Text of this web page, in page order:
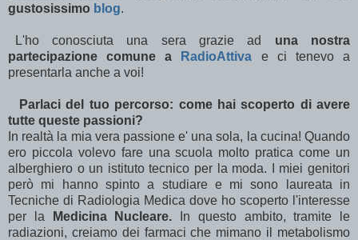
gustosissimo blog.
conosciuta una sera grazie ad una nostra
partecipazione comune a
RadioAttiva e ci tenevo a
presentarla anche a voi!
del tuo percorso: come hai scoperto di avere
tutte queste passioni?
In realtà la mia vera passione e' una sola, la cucina! Quando
ero piccola volevo fare una scuola molto pratica come un
alberghiero o un istituto tecnico per la moda. I miei genitori
però mi hanno spinto a studiare e mi sono laureata in
Tecniche di Radiologia Medica dove ho scoperto l'interesse
per la
Medicina Nucleare. In questo ambito, tramite le
radiazioni, creiamo dei farmaci che mimano il metabolismo